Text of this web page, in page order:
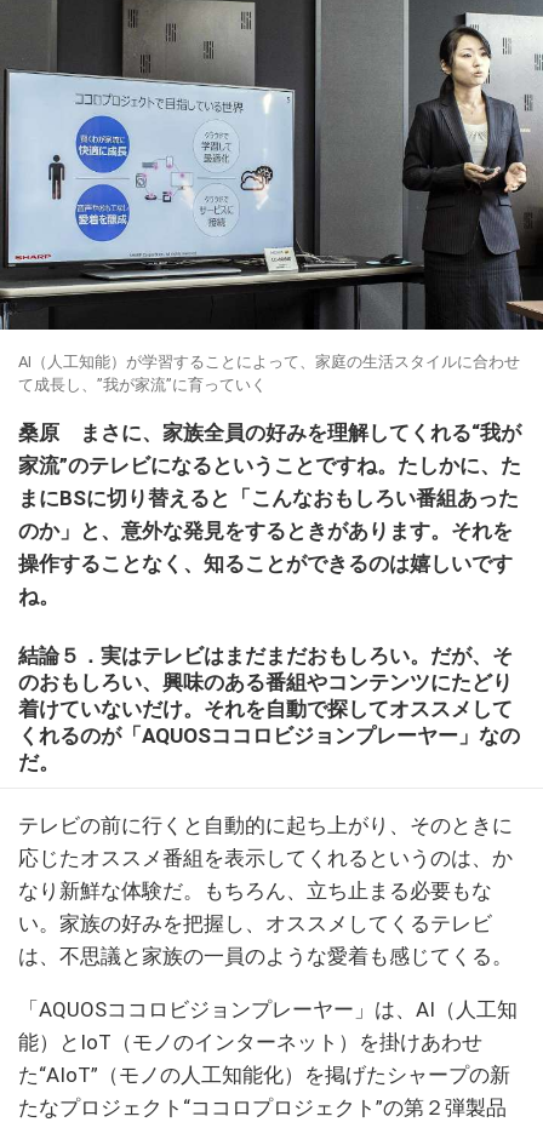
AI（人工知能）が学習することによって、家庭の生活スタイルに合わせ
て成長し、”我が家流”に育っていく
桑原 まさに、家族全員の好みを理解してくれる“我が
家流”のテレビになるということですね。たしかに、た
まにBSに切り替えると「こんなおもしろい番組あった
のか」と、意外な発見をするときがあります。それを
操作することなく、知ることができるのは嬉しいです
ね。
結論５．実はテレビはまだまだおもしろい。だが、そ
のおもしろい、興味のある番組やコンテンツにたどり
着けていないだけ。それを自動で探してオススメして
くれるのが「AQUOSココロビジョンプレーヤー」なの
だ。
テレビの前に行くと自動的に起ち上がり、そのときに
応じたオススメ番組を表示してくれるというのは、か
なり新鮮な体験だ。もちろん、立ち止まる必要もな
い。家族の好みを把握し、オススメしてくるテレビ
は、不思議と家族の一員のような愛着も感じてくる。
「AQUOSココロビジョンプレーヤー」は、AI（人工知
能）とIoT（モノのインターネット）を掛けあわせ
た“AIoT”（モノの人工知能化）を掲げたシャープの新
たなプロジェクト“ココロプロジェクト”の第２弾製品